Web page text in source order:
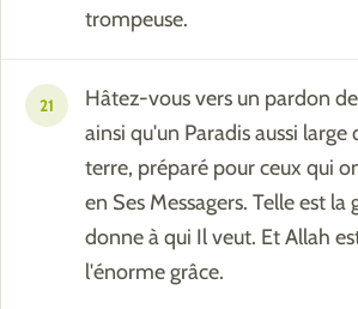
trompeuse.
21
Hâtez-vous vers un pardon
ainsi qu'un Paradis aussi large
terre, préparé pour ceux qui
en Ses Messagers. Telle est la
donne à qui Il veut. Et Allah
l'énorme grâce.